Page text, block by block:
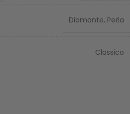
Diamante, Perla
Classico